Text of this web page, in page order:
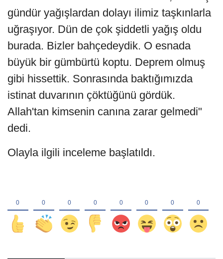
gündür yağışlardan dolayı ilimiz taşkınlarla
uğraşıyor. Dün de çok şiddetli yağış oldu
burada. Bizler bahçedeydik. O esnada
büyük bir gümbürtü koptu. Deprem olmuş
gibi hissettik. Sonrasında baktığımızda
istinat duvarının çöktüğünü gördük.
Allah'tan kimsenin canına zarar gelmedi"
dedi.
Olayla ilgili inceleme başlatıldı.